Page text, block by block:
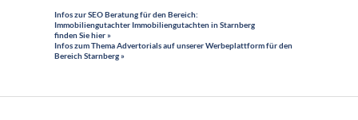
Infos zur SEO Beratung für den Bereich:
Immobiliengutachter Immobiliengutachten in Starnberg
finden Sie hier »
Infos zum Thema Advertorials auf unserer Werbeplattform für den
Bereich Starnberg »